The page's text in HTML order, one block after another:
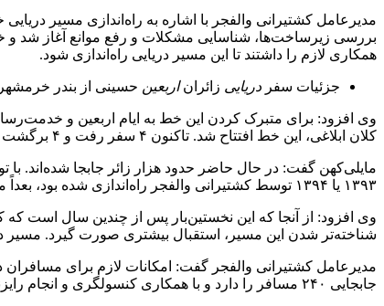
بررسی زیرساخت‌ها، شناسایی مشکلات و رفع موانع آغاز شد و
همکاری لازم را داشتند تا این مسیر دریایی راه‌اندازی شود.
جزئیات سفر دریایی زائراناربعین حسینی از بندر
وی افزود: برای متبرک کردن این خط به ایام اربعین و
کلان ابلاغی، این خط افتتاح شد. تاکنون ۴ سفر رفت و ۴ برگشت انجام شده و بدون هیچ مشکل خاصی، خدمت‌رسانی به مسافران صورت گرفته است.
مایلی‌کهن گفت: در حال حاضر حدود هزار زائر جابجا شده‌اند.
۱۳۹۳ یا ۱۳۹۴ توسط کشتیرانی والفجر راه‌اندازی شده بود، بعداً متوقف شد و در یکی دو سال گذشته نیز شرکت‌های خصوصی به‌صورت محدود این مسیر را فعال کرده بودند.
وی افزود: از آنجا که این نخستین‌بار پس از چندین سال است که
شناخته‌تر شدن این مسیر، استقبال بیشتری صورت گیرد. مسیر
جابجایی ۲۴۰ مسافر را دارد و با همکاری کنسولگری و انجام رایزنی‌ها، تلاش می‌شود این زمان کاهش یابد.